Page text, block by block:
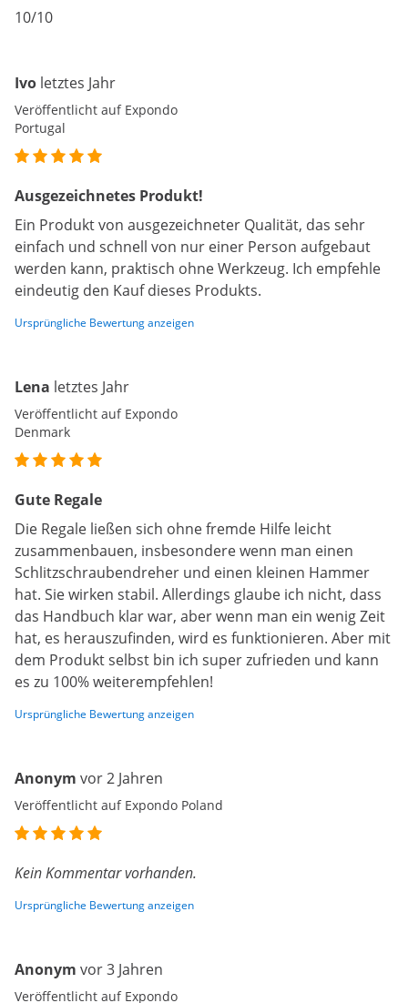
10/10
Ivo letztes Jahr
Veröffentlicht auf Expondo
Portugal
Ausgezeichnetes Produkt!
Ein Produkt von ausgezeichneter Qualität, das sehr
einfach und schnell von nur einer Person aufgebaut
werden kann, praktisch ohne Werkzeug. Ich empfehle
eindeutig den Kauf dieses Produkts.
Ursprüngliche Bewertung anzeigen
Lena letztes Jahr
Veröffentlicht auf Expondo
Denmark
Gute Regale
Die Regale ließen sich ohne fremde Hilfe leicht
zusammenbauen, insbesondere wenn man einen
Schlitzschraubendreher und einen kleinen Hammer
hat. Sie wirken stabil. Allerdings glaube ich nicht, dass
das Handbuch klar war, aber wenn man ein wenig Zeit
hat, es herauszufinden, wird es funktionieren. Aber mit
dem Produkt selbst bin ich super zufrieden und kann
es zu 100% weiterempfehlen!
Ursprüngliche Bewertung anzeigen
Anonym vor 2 Jahren
Veröffentlicht auf Expondo Poland
Kein Kommentar vorhanden.
Ursprüngliche Bewertung anzeigen
Anonym vor 3 Jahren
Veröffentlicht auf Expondo